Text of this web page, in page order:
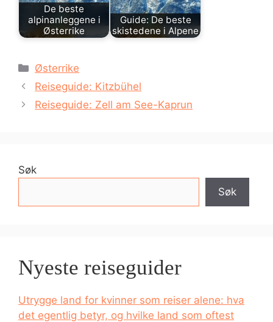
De beste
alpinanleggene i
Østerrike
Guide: De beste
skistedene i Alpene
Kategorier
Østerrike
Reiseguide: Kitzbühel
Reiseguide: Zell am See-Kaprun
Søk
Søk
Nyeste reiseguider
Utrygge land for kvinner som reiser alene: hva
det egentlig betyr, og hvilke land som oftest